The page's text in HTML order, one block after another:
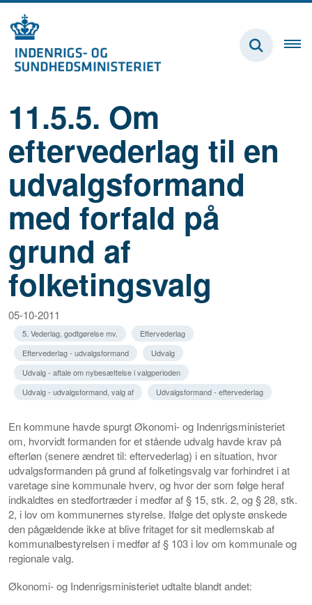
11.5.5. Om
eftervederlag til en
udvalgsformand
med forfald på
grund af
folketingsvalg
05-10-2011
5. Vederlag, godtgørelse mv.
Eftervederlag
Eftervederlag - udvalgsformand
Udvalg
Udvalg - aftale om nybesættelse i valgperioden
Udvalg - udvalgsformand, valg af
Udvalgsformand - eftervederlag
En kommune havde spurgt Økonomi- og Indenrigsministeriet
om, hvorvidt formanden for et stående udvalg havde krav på
efterløn (senere ændret til: eftervederlag) i en situation, hvor
udvalgsformanden på grund af folketingsvalg var forhindret i at
varetage sine kommunale hverv, og hvor der som følge heraf
indkaldtes en stedfortræder i medfør af § 15, stk. 2, og § 28, stk.
2, i lov om kommunernes styrelse. Ifølge det oplyste ønskede
den pågældende ikke at blive fritaget for sit medlemskab af
kommunalbestyrelsen i medfør af § 103 i lov om kommunale og
regionale valg.
Økonomi- og Indenrigsministeriet udtalte blandt andet: